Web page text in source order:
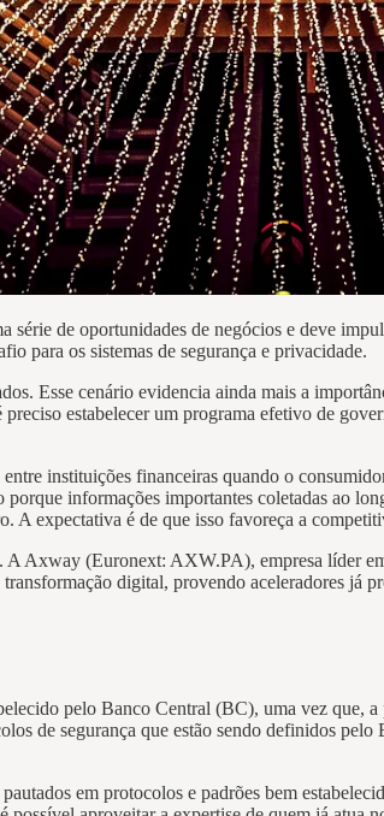
de oportunidades de negócios e deve
para os sistemas de segurança e privacidade.
Esse cenário evidencia ainda mais a
estabelecer um programa efetivo de
instituições financeiras quando o
informações importantes coletadas ao
A expectativa é de que isso favoreça a
A Axway (Euronext: AXW.PA), empresa líder
digital, provendo aceleradores já
pelo Banco Central (BC), uma vez que,
de segurança que estão sendo definidos
em protocolos e padrões bem